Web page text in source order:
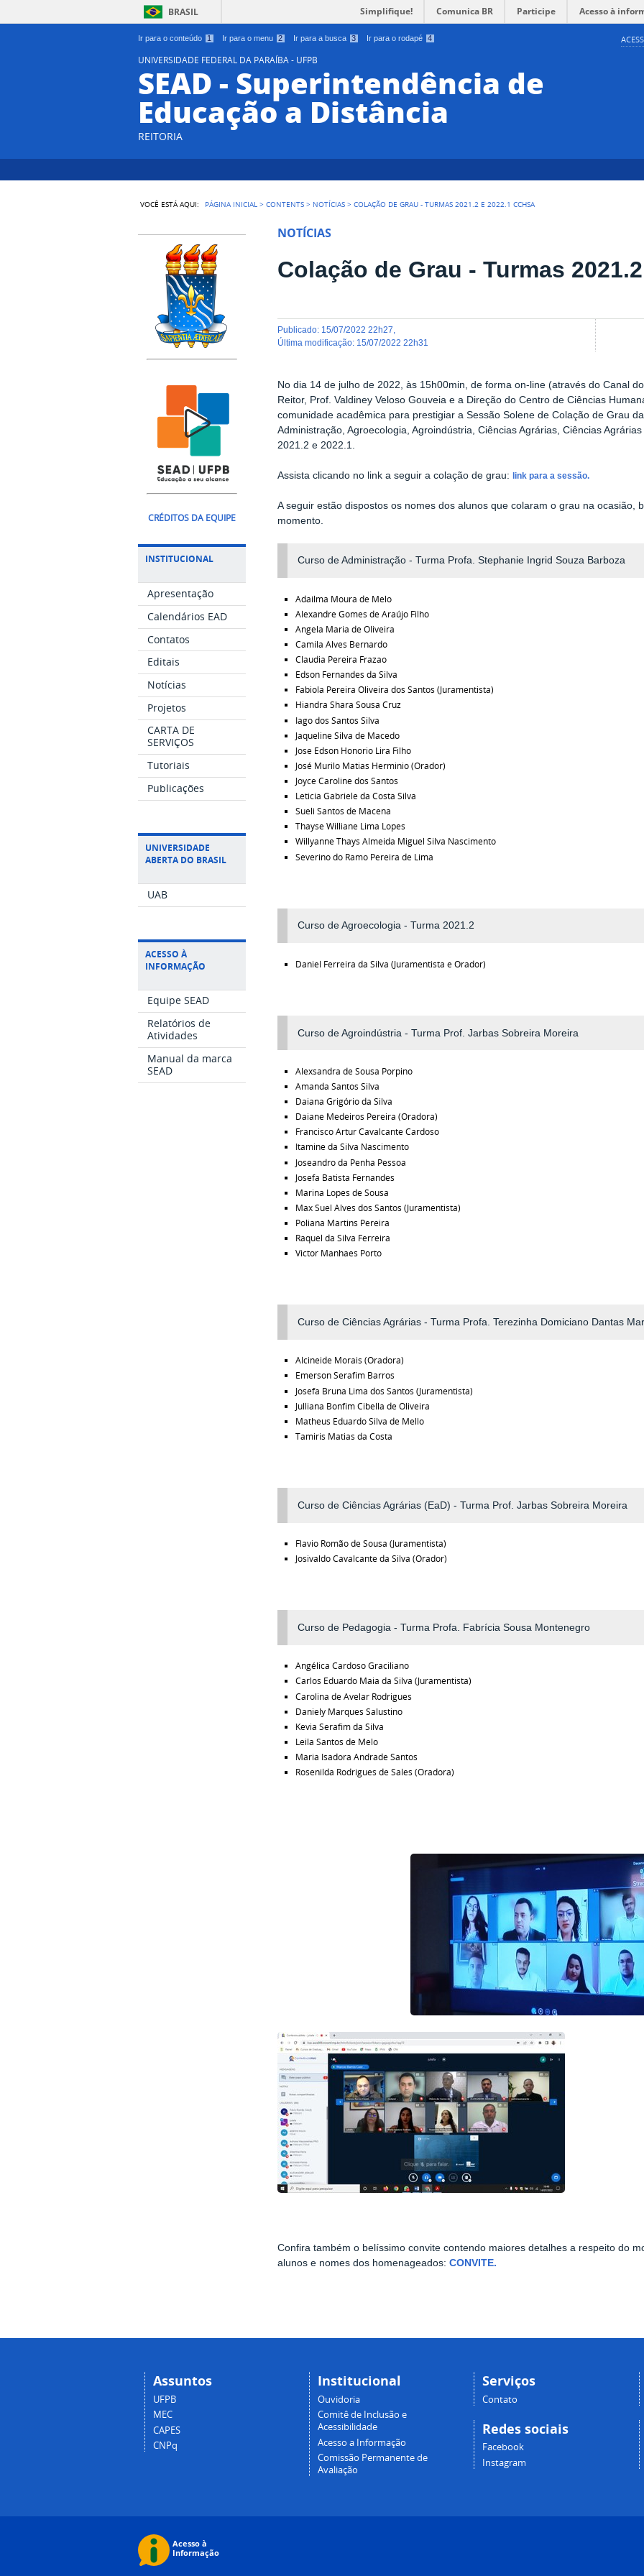
Ir para o conteúdo 1 Ir para o menu 2 Ir para a busca 3 Ir para o rodapé 4
BRASIL Simplifique! Comunica BR Participe Acesso à
UNIVERSIDADE FEDERAL DA PARAÍBA - UFPB
SEAD - Superintendência de
Educação a Distância
REITORIA
VOCÊ ESTÁ AQUI: PÁGINA INICIAL >CONTENTS > NOTÍCIAS >COLAÇÃO DE GRAU - TURMAS 2021.2 E 2022.1 CCHSA
CRÉDITOS DA EQUIPE
INSTITUCIONAL
Apresentação
Calendários EAD
Contatos
Editais
Notícias
Projetos
CARTA DE
SERVIÇOS
Tutoriais
Publicações
UNIVERSIDADE
ABERTA DO BRASIL
UAB
ACESSO À
INFORMAÇÃO
Equipe SEAD
Relatórios de
Atividades
Manual da marca
SEAD
NOTÍCIAS
Colação de Grau - Turmas
publicado: 15/07/2022 22h27
última modificação: 15/07/2022 22h31
No dia 14 de julho de 2022, às 15h00min, de forma on-line (através do Canal
Reitor, Prof. Valdiney Veloso Gouveia e a Direção do Centro de Ciências
comunidade acadêmica para prestigiar a Sessão Solene de Colação de Grau
Administração, Agroecologia, Agroindústria, Ciências Agrárias, Ciências
2021.2 e 2022.1.
Assista clicando no link a seguir a colação de grau:link para a sessão.
A seguir estão dispostos os nomes dos alunos que colaram o grau na ocasião,
momento.
Curso de Administração - Turma Profa. Stephanie Ingrid Souza Barboza
Adailma Moura de Melo
Alexandre Gomes de Araújo Filho
Angela Maria de Oliveira
Camila Alves Bernardo
Claudia Pereira Frazao
Edson Fernandes da Silva
Fabiola Pereira Oliveira dos Santos (Juramentista)
Hiandra Shara Sousa Cruz
Iago dos Santos Silva
Jaqueline Silva de Macedo
Jose Edson Honorio Lira Filho
José Murilo Matias Herminio (Orador)
Joyce Caroline dos Santos
Leticia Gabriele da Costa Silva
Sueli Santos de Macena
Thayse Williane Lima Lopes
Willyanne Thays Almeida Miguel Silva Nascimento
Severino do Ramo Pereira de Lima
Curso de Agroecologia - Turma 2021.2
Daniel Ferreira da Silva (Juramentista e Orador)
Curso de Agroindústria - Turma Prof. Jarbas Sobreira Moreira
Alexsandra de Sousa Porpino
Amanda Santos Silva
Daiana Grigório da Silva
Daiane Medeiros Pereira (Oradora)
Francisco Artur Cavalcante Cardoso
Itamine da Silva Nascimento
Joseandro da Penha Pessoa
Josefa Batista Fernandes
Marina Lopes de Sousa
Max Suel Alves dos Santos (Juramentista)
Poliana Martins Pereira
Raquel da Silva Ferreira
Victor Manhaes Porto
Curso de Ciências Agrárias - Turma Profa. Terezinha Domiciano Dantas
Alcineide Morais (Oradora)
Emerson Serafim Barros
Josefa Bruna Lima dos Santos (Juramentista)
Julliana Bonfim Cibella de Oliveira
Matheus Eduardo Silva de Mello
Tamiris Matias da Costa
Curso de Ciências Agrárias (EaD) - Turma Prof. Jarbas Sobreira Moreira
Flavio Romão de Sousa (Juramentista)
Josivaldo Cavalcante da Silva (Orador)
Curso de Pedagogia - Turma Profa. Fabrícia Sousa Montenegro
Angélica Cardoso Graciliano
Carlos Eduardo Maia da Silva (Juramentista)
Carolina de Avelar Rodrigues
Daniely Marques Salustino
Kevia Serafim da Silva
Leila Santos de Melo
Maria Isadora Andrade Santos
Rosenilda Rodrigues de Sales (Oradora)
Confira também o belíssimo convite contendo maiores detalhes a respeito do
alunos e nomes dos homenageados:CONVITE.
Assuntos
UFPB
MEC
CAPES
CNPq
Institucional
Ouvidoria
Comitê de Inclusão e
Acessibilidade
Acesso a Informação
Comissão Permanente de
Avaliação
Serviços
Contato
Redes sociais
Facebook
Instagram